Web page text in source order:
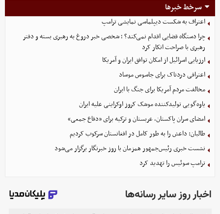
سرخط خبرها
اعتراف به شکست دیپلماسی نمایشی ترامپ
چرا دستگاه قضایی اقدام نمی‌کند؟ ؛ شخصی خبر دروغ به رهبری بسته و دفتر
رهبری با صراحت انکار کرد
ارزیابی اسرائیل از امکان توافق ایران و آمریکا
اعترافی دردناک برای جاسوس موساد
مخالفت مردم آمریکا برای جنگ با ایران
یاوه‌گویی تولیدکننده موشک کروز اوکراینی علیه ایران
امضای سران پاکستان، عربستان و ترکیه برای «دفاع جمعی»
طالبان: داعش را به طور کامل در افغانستان سرکوب کردیم
نشست خبری رئیس‌جمهور همزمان با روز خبرنگار برگزار می‌شود
ترامپ سوئیس را تهدید کرد